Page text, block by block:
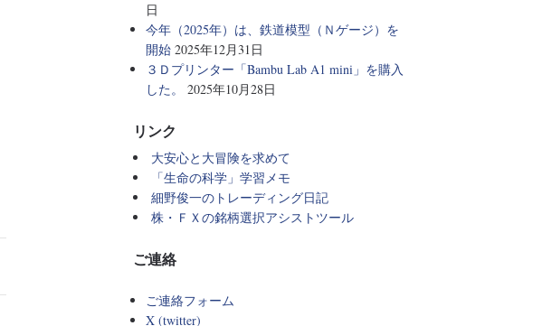
日
今年（2025年）は、鉄道模型（Ｎゲージ）を
開始 2025年12月31日
３Ｄプリンター「Bambu Lab A1 mini」を購入
した。
2025年10月28日
リンク
大安心と大冒険を求めて
「生命の科学」学習メモ
細野俊一のトレーディング日記
株・ＦＸの銘柄選択アシストツール
ご連絡
ご連絡フォーム
X (twitter)